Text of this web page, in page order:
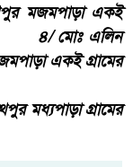
মজমপাড়া একই
৪/ মোঃ এলিন
একই গ্রামের
ছেলে।
মধ্যপাড়া গ্রামের